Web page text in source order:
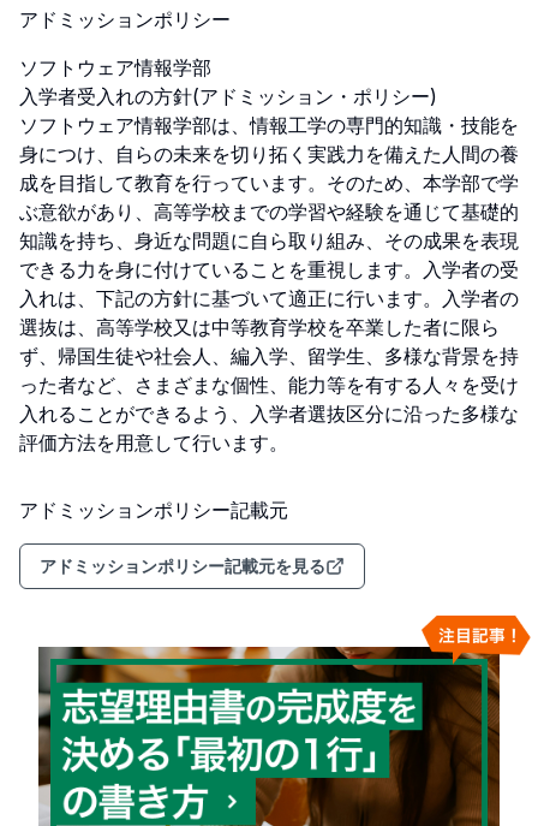
アドミッションポリシー
ソフトウェア情報学部
入学者受入れの方針(アドミッション・ポリシー)
ソフトウェア情報学部は、情報工学の専門的知識・技能を
身につけ、自らの未来を切り拓く実践力を備えた人間の養
成を目指して教育を行っています。そのため、本学部で学
ぶ意欲があり、高等学校までの学習や経験を通じて基礎的
知識を持ち、身近な問題に自ら取り組み、その成果を表現
できる力を身に付けていることを重視します。入学者の受
入れは、下記の方針に基づいて適正に行います。入学者の
選抜は、高等学校又は中等教育学校を卒業した者に限ら
ず、帰国生徒や社会人、編入学、留学生、多様な背景を持
った者など、さまざまな個性、能力等を有する人々を受け
入れることができるよう、入学者選抜区分に沿った多様な
評価方法を用意して行います。
アドミッションポリシー記載元
アドミッションポリシー記載元を見る